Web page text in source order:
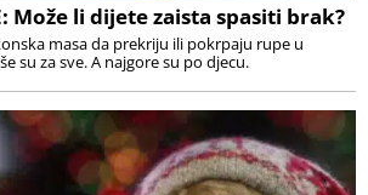
Može li dijete zaista spasiti brak?
masa da prekriju ili pokrpaju rupe u
su za sve. A najgore su po djecu.